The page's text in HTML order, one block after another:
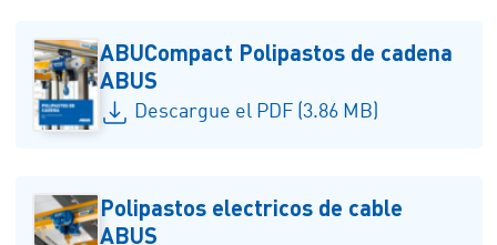
ABUCompact Polipastos de cadena
ABUS
Descargue el PDF (3.86 MB)
Polipastos electricos de cable
ABUS